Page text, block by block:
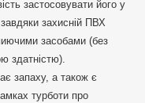
застосовувати його у
захисній ПВХ
засобами (без
здатністю).
запаху, а також є
турботи про